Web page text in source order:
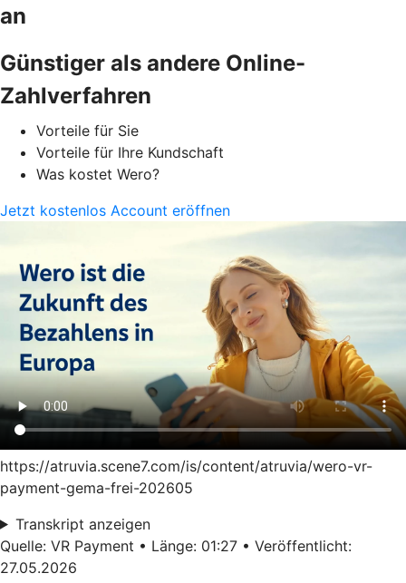
an
Günstiger als andere Online-
Zahlverfahren
Vorteile für Sie
Vorteile für Ihre Kundschaft
Was kostet Wero?
Jetzt kostenlos Account eröffnen
https://atruvia.scene7.com/is/content/atruvia/wero-vr-
payment-gema-frei-202605
Transkript anzeigen
Quelle: VR Payment • Länge: 01:27 • Veröffentlicht:
27.05.2026